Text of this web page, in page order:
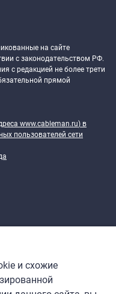
на сайте
с законодательством РФ.
с редакцией не более трети
прямой
www.cableman.ru) в
пользователей сети
и схожие